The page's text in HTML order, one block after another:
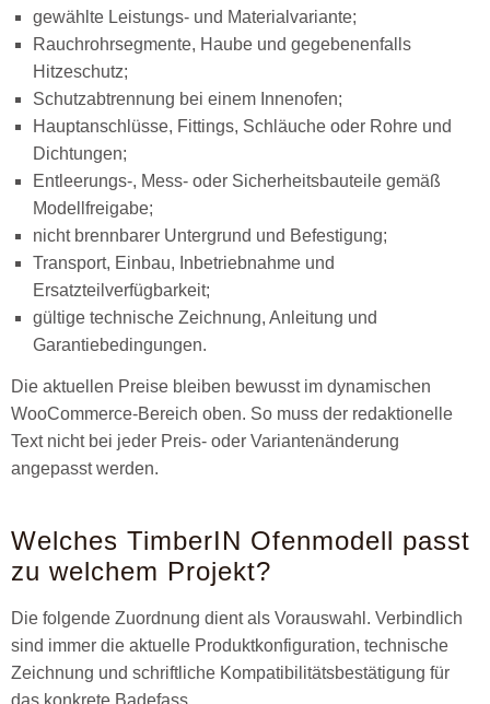
gewählte Leistungs- und Materialvariante;
Rauchrohrsegmente, Haube und gegebenenfalls
Hitzeschutz;
Schutzabtrennung bei einem Innenofen;
Hauptanschlüsse, Fittings, Schläuche oder Rohre und
Dichtungen;
Entleerungs-, Mess- oder Sicherheitsbauteile gemäß
Modellfreigabe;
nicht brennbarer Untergrund und Befestigung;
Transport, Einbau, Inbetriebnahme und
Ersatzteilverfügbarkeit;
gültige technische Zeichnung, Anleitung und
Garantiebedingungen.
Die aktuellen Preise bleiben bewusst im dynamischen
WooCommerce-Bereich oben. So muss der redaktionelle
Text nicht bei jeder Preis- oder Variantenänderung
angepasst werden.
Welches TimberIN Ofenmodell passt
zu welchem Projekt?
Die folgende Zuordnung dient als Vorauswahl. Verbindlich
sind immer die aktuelle Produktkonfiguration, technische
Zeichnung und schriftliche Kompatibilitätsbestätigung für